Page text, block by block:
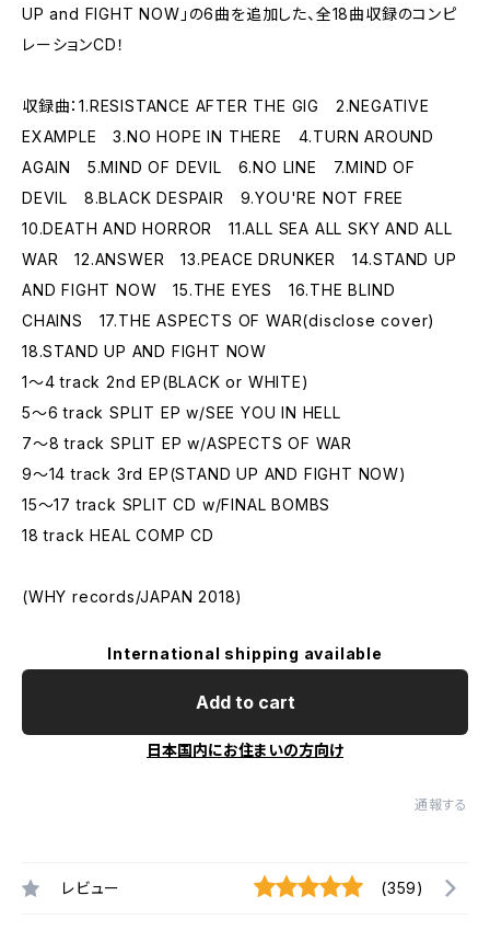
UP and FIGHT NOW」の6曲を追加した、全18曲収録のコンピ
レーションCD！
収録曲：1.RESISTANCE AFTER THE GIG 2.NEGATIVE
EXAMPLE 3.NO HOPE IN THERE 4.TURN AROUND
AGAIN 5.MIND OF DEVIL 6.NO LINE 7.MIND OF
DEVIL 8.BLACK DESPAIR 9.YOU'RE NOT FREE
10.DEATH AND HORROR 11.ALL SEA ALL SKY AND ALL
WAR 12.ANSWER 13.PEACE DRUNKER 14.STAND UP
AND FIGHT NOW 15.THE EYES 16.THE BLIND
CHAINS 17.THE ASPECTS OF WAR(disclose cover)
18.STAND UP AND FIGHT NOW
1～4 track 2nd EP(BLACK or WHITE)
5～6 track SPLIT EP w/SEE YOU IN HELL
7～8 track SPLIT EP w/ASPECTS OF WAR
9～14 track 3rd EP(STAND UP AND FIGHT NOW)
15～17 track SPLIT CD w/FINAL BOMBS
18 track HEAL COMP CD
(WHY records/JAPAN 2018)
International shipping available
Add to cart
日本国内にお住まいの方向け
通報する
レビュー (359)